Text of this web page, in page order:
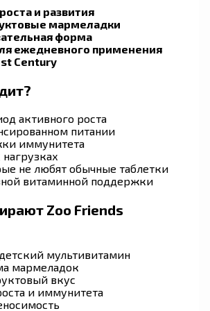
и развития
мармеладки
форма
ежедневного применения
Century
активного роста
питании
иммунитета
не любят обычные таблетки
витаминной поддержки
Zoo Friends
мультивитамин
мармеладок
вкус
и иммунитета